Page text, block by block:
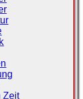
Zeit